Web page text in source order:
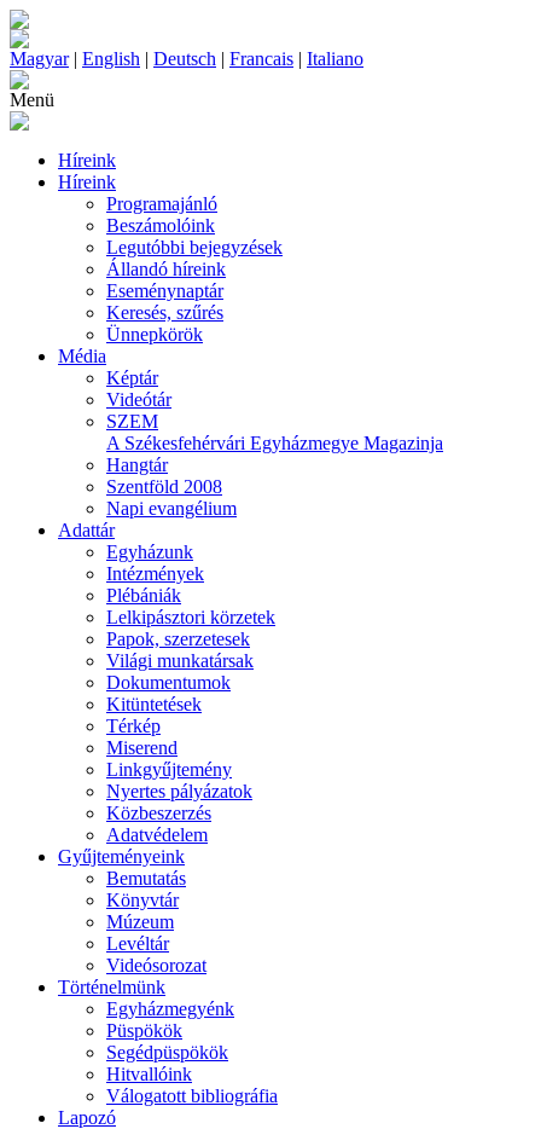
Magyar| English | Deutsch | Francais | Italiano
Menü
Híreink
Híreink
Programajánló
Beszámolóink
Legutóbbi bejegyzések
Állandó híreink
Eseménynaptár
Keresés, szűrés
Ünnepkörök
Média
Képtár
Videótár
SZEM
A Székesfehérvári Egyházmegye Magazinja
Hangtár
Szentföld 2008
Napi evangélium
Adattár
Egyházunk
Intézmények
Plébániák
Lelkipásztori körzetek
Papok, szerzetesek
Világi munkatársak
Dokumentumok
Kitüntetések
Térkép
Miserend
Linkgyűjtemény
Nyertes pályázatok
Közbeszerzés
Adatvédelem
Gyűjteményeink
Bemutatás
Könyvtár
Múzeum
Levéltár
Videósorozat
Történelmünk
Egyházmegyénk
Püspökök
Segédpüspökök
Hitvallóink
Válogatott bibliográfia
Lapozó